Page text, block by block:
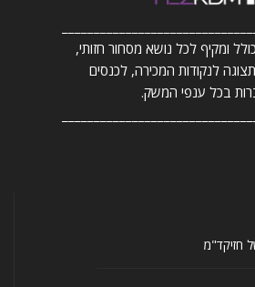
ומקיף לכל נושא מסחור חזותי,
תצוגה לנקודות המכירה, לכנסים
בכל ענפי המשק.
חזיקד"מ